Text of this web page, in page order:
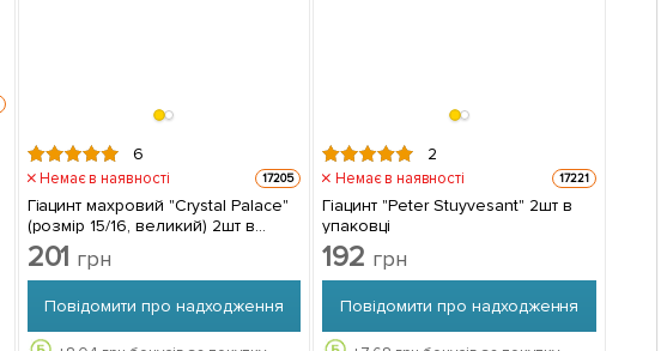
6
Немає в наявності 17205
Гіацинт махровий "Crystal Palace"
(розмір 15/16, великий) 2шт в
упаковці
201 грн
Повідомити про надходження
2
Немає в наявності 17221
Гіацинт "Peter Stuyvesant" 2шт в
упаковці
192 грн
Повідомити про надходження